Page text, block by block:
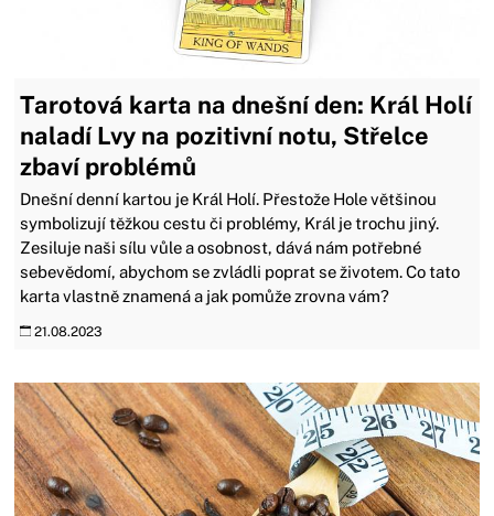
Tarotová karta na dnešní den: Král Holí
naladí Lvy na pozitivní notu, Střelce
zbaví problémů
Dnešní denní kartou je Král Holí. Přestože Hole většinou
symbolizují těžkou cestu či problémy, Král je trochu jiný.
Zesiluje naši sílu vůle a osobnost, dává nám potřebné
sebevědomí, abychom se zvládli poprat se životem. Co tato
karta vlastně znamená a jak pomůže zrovna vám?
21.08.2023